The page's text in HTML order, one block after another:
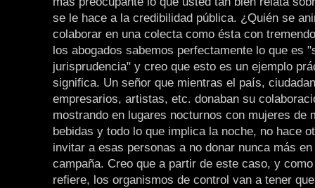
se le hace a la credibilidad pública. ¿Quién se
colaborar en una colecta como ésta con
los abogados sabemos perfectamente lo que es
jurisprudencia" y creo que esto es un ejemplo
significa. Un señor que mientras el país,
empresarios, artistas, etc. donaban su
mostrando en lugares nocturnos con mujeres de
bebidas y todo lo que implica la noche, no hace
invitar a esas personas a no donar nunca más
campaña. Creo que a partir de este caso, y
refiere, los organismos de control van a tener